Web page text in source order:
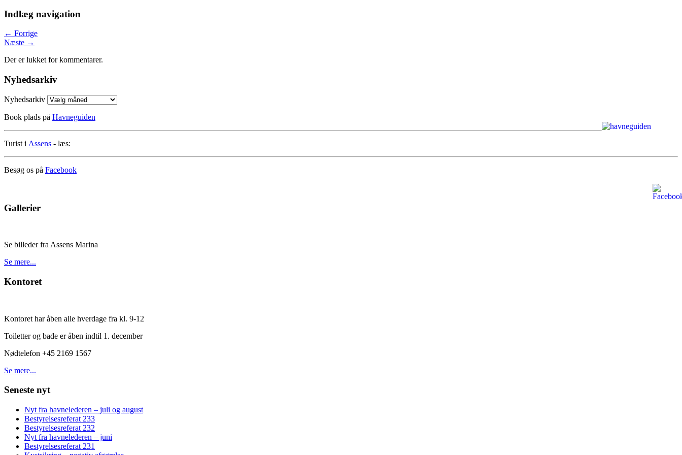
Indlæg navigation
← Forrige
Næste →
Der er lukket for kommentarer.
Nyhedsarkiv
Nyhedsarkiv
Book plads på Havneguiden
Turist i Assens - læs:
Besøg os på Facebook
Gallerier
Se billeder fra Assens Marina
Se mere...
Kontoret
Kontoret har åben alle hverdage fra kl. 9-12
Toiletter og bade er åben indtil 1. december
Nødtelefon +45 2169 1567
Se mere...
Seneste nyt
Nyt fra havnelederen – juli og august
Bestyrelsesreferat 233
Bestyrelsesreferat 232
Nyt fra havnelederen – juni
Bestyrelsesreferat 231